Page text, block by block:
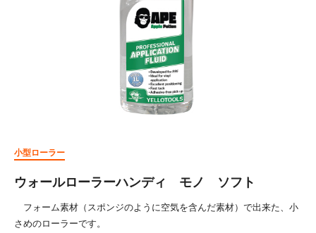
小型ローラー
ウォールローラーハンディ モノ ソフト
フォーム素材（スポンジのように空気を含んだ素材）で出来た、小
さめのローラーです。